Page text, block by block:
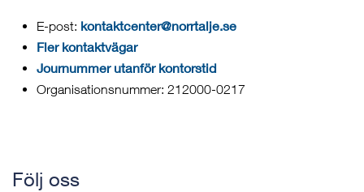
E-post: kontaktcenter@norrtalje.se
Fler kontaktvägar
Journummer utanför kontorstid
Organisationsnummer: 212000-0217
Följ oss